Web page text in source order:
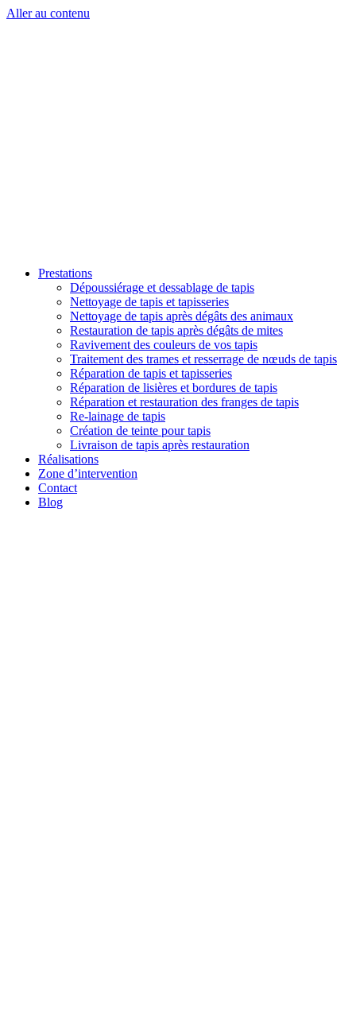
Aller au contenu
Prestations
Dépoussiérage et dessablage de tapis
Nettoyage de tapis et tapisseries
Nettoyage de tapis après dégâts des animaux
Restauration de tapis après dégâts de mites
Ravivement des couleurs de vos tapis
Traitement des trames et resserrage de nœuds de tapis
Réparation de tapis et tapisseries
Réparation de lisières et bordures de tapis
Réparation et restauration des franges de tapis
Re-lainage de tapis
Création de teinte pour tapis
Livraison de tapis après restauration
Réalisations
Zone d’intervention
Contact
Blog